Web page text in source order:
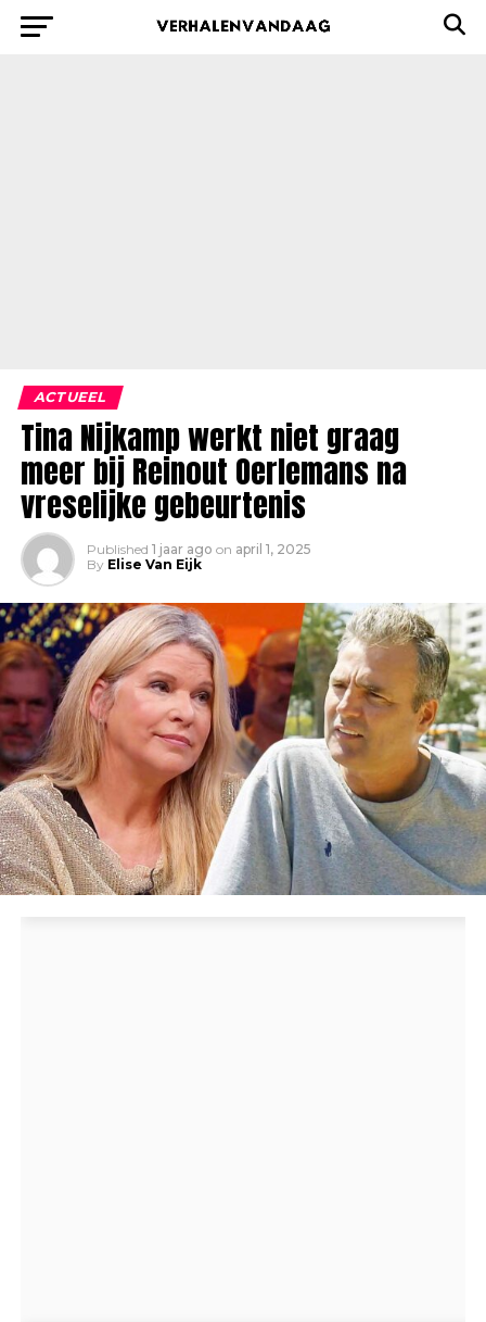
ACTUEEL
Tina Nijkamp werkt niet graag
meer bij Reinout Oerlemans na
vreselijke gebeurtenis
Published 1 jaar ago on april 1, 2025
By Elise Van Eijk